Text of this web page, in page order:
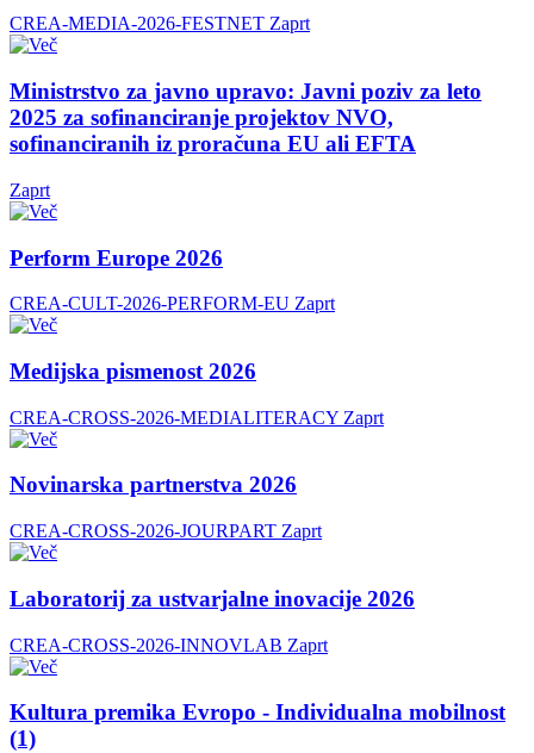
CREA-MEDIA-2026-FESTNET Zaprt
Ministrstvo za javno upravo: Javni poziv za leto
2025 za sofinanciranje projektov NVO,
sofinanciranih iz proračuna EU ali EFTA
Zaprt
Perform Europe 2026
CREA-CULT-2026-PERFORM-EU Zaprt
Medijska pismenost 2026
CREA-CROSS-2026-MEDIALITERACY Zaprt
Novinarska partnerstva 2026
CREA-CROSS-2026-JOURPART Zaprt
Laboratorij za ustvarjalne inovacije 2026
CREA-CROSS-2026-INNOVLAB Zaprt
Kultura premika Evropo - Individualna mobilnost
(1)